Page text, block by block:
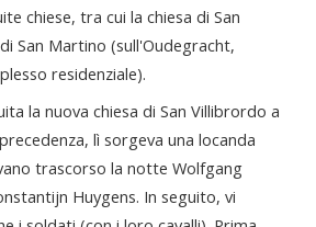
chiese, tra cui la chiesa di San
San Martino (sull'Oudegracht,
residenziale).
la nuova chiesa di San Villibrordo a
lì sorgeva una locanda
trascorso la notte Wolfgang
Huygens. In seguito, vi